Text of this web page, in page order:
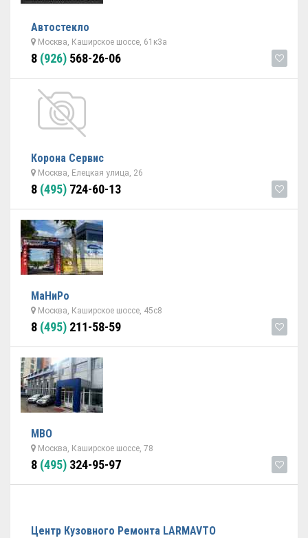
Автостекло
Москва, Каширское шоссе, 61к3а
8 (926) 568-26-06
Корона Сервис
Москва, Елецкая улица, 26
8 (495) 724-60-13
МаНиРо
Москва, Каширское шоссе, 45с8
8 (495) 211-58-59
МВО
Москва, Каширское шоссе, 78
8 (495) 324-95-97
Центр Кузовного Ремонта LARMAVTO